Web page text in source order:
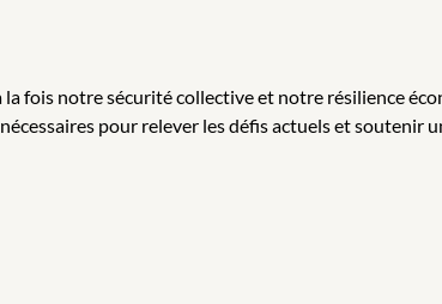
fois notre sécurité collective et notre résilience
pour relever les défis actuels et soutenir